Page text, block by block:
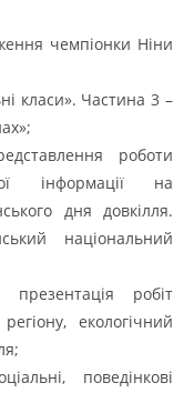
чемпіонки Ніни
класи». Частина 3 –
роботи
інформації на
дня довкілля.
національний
робіт
екологічний
поведінкові